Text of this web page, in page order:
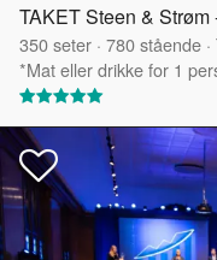
TAKET Steen &
350seter · 780stående ·
*Mat eller drikke for 1